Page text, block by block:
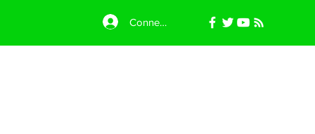
Connexion